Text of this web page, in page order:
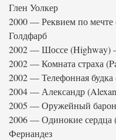
Глен Уолкер
2000 — Реквием по
Голдфарб
2002 — Шоссе
2002 — Комната страха
2002 — Телефонная
2004 — Александр
2005 — Оружейный
2006 — Одинокие
Фернандез